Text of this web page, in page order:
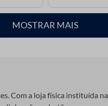
MOSTRAR MAIS
Com a loja física instituída